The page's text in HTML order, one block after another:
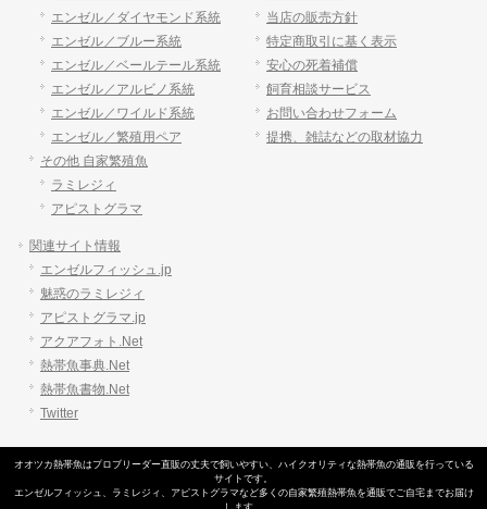
エンゼル／ダイヤモンド系統
エンゼル／ブルー系統
エンゼル／ベールテール系統
エンゼル／アルビノ系統
エンゼル／ワイルド系統
エンゼル／繁殖用ペア
その他 自家繁殖魚
ラミレジィ
アピストグラマ
当店の販売方針
特定商取引に基く表示
安心の死着補償
飼育相談サービス
お問い合わせフォーム
提携、雑誌などの取材協力
関連サイト情報
エンゼルフィッシュ.jp
魅惑のラミレジィ
アピストグラマ.jp
アクアフォト.Net
熱帯魚事典.Net
熱帯魚書物.Net
Twitter
オオツカ熱帯魚はプロブリーダー直販の丈夫で飼いやすい、 ハイクオリティな熱帯魚の通販 を行っている
サイトです。
エンゼルフィッシュ 、 ラミレジィ 、 アピストグラマなど多くの自家繁殖熱帯魚 を通販でご自宅までお届け